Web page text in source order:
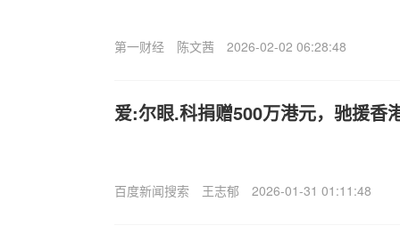
第一财经 陈文茜 2026-02-02 06:28:48
爱:尔眼.科捐赠500万港元，驰援香
百度新闻搜索 王志郁 2026-01-31 01:11:48